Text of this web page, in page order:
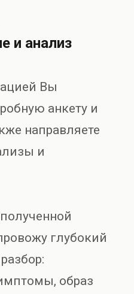
и анализ
Вы
анкету и
направляете
и
глубокий
образ